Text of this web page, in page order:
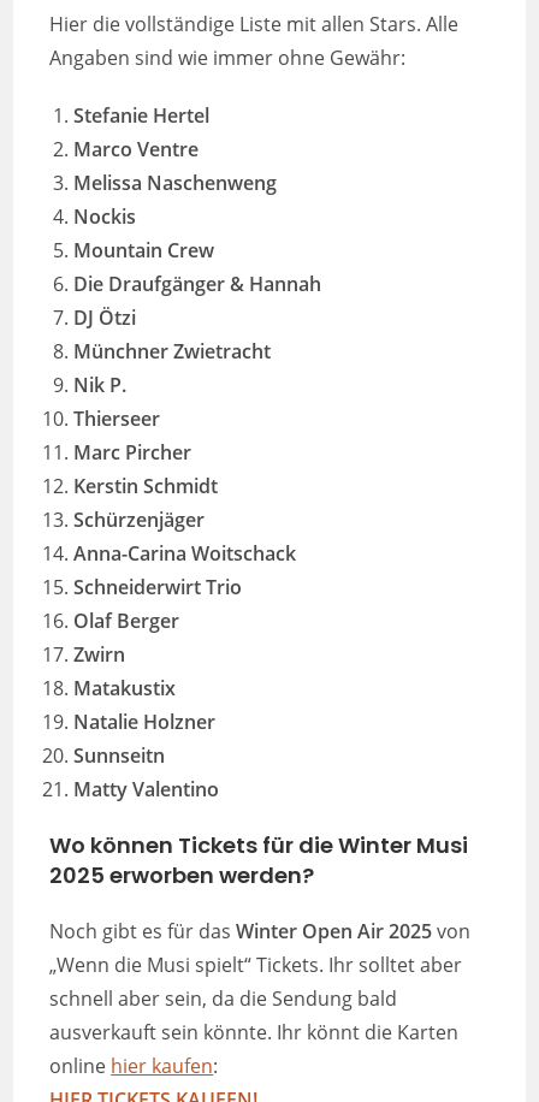
Hier die vollständige Liste mit allen Stars. Alle
Angaben sind wie immer ohne Gewähr:
Stefanie Hertel
Marco Ventre
Melissa Naschenweng
Nockis
Mountain Crew
Die Draufgänger & Hannah
DJ Ötzi
Münchner Zwietracht
Nik P.
Thierseer
Marc Pircher
Kerstin Schmidt
Schürzenjäger
Anna-Carina Woitschack
Schneiderwirt Trio
Olaf Berger
Zwirn
Matakustix
Natalie Holzner
Sunnseitn
Matty Valentino
Wo können Tickets für die Winter Musi
2025 erworben werden?
Noch gibt es für dasWinter Open Air 2025von
„Wenn die Musi spielt“ Tickets. Ihr solltet aber
schnell aber sein, da die Sendung bald
ausverkauft sein könnte. Ihr könnt die Karten
online hier kaufen: